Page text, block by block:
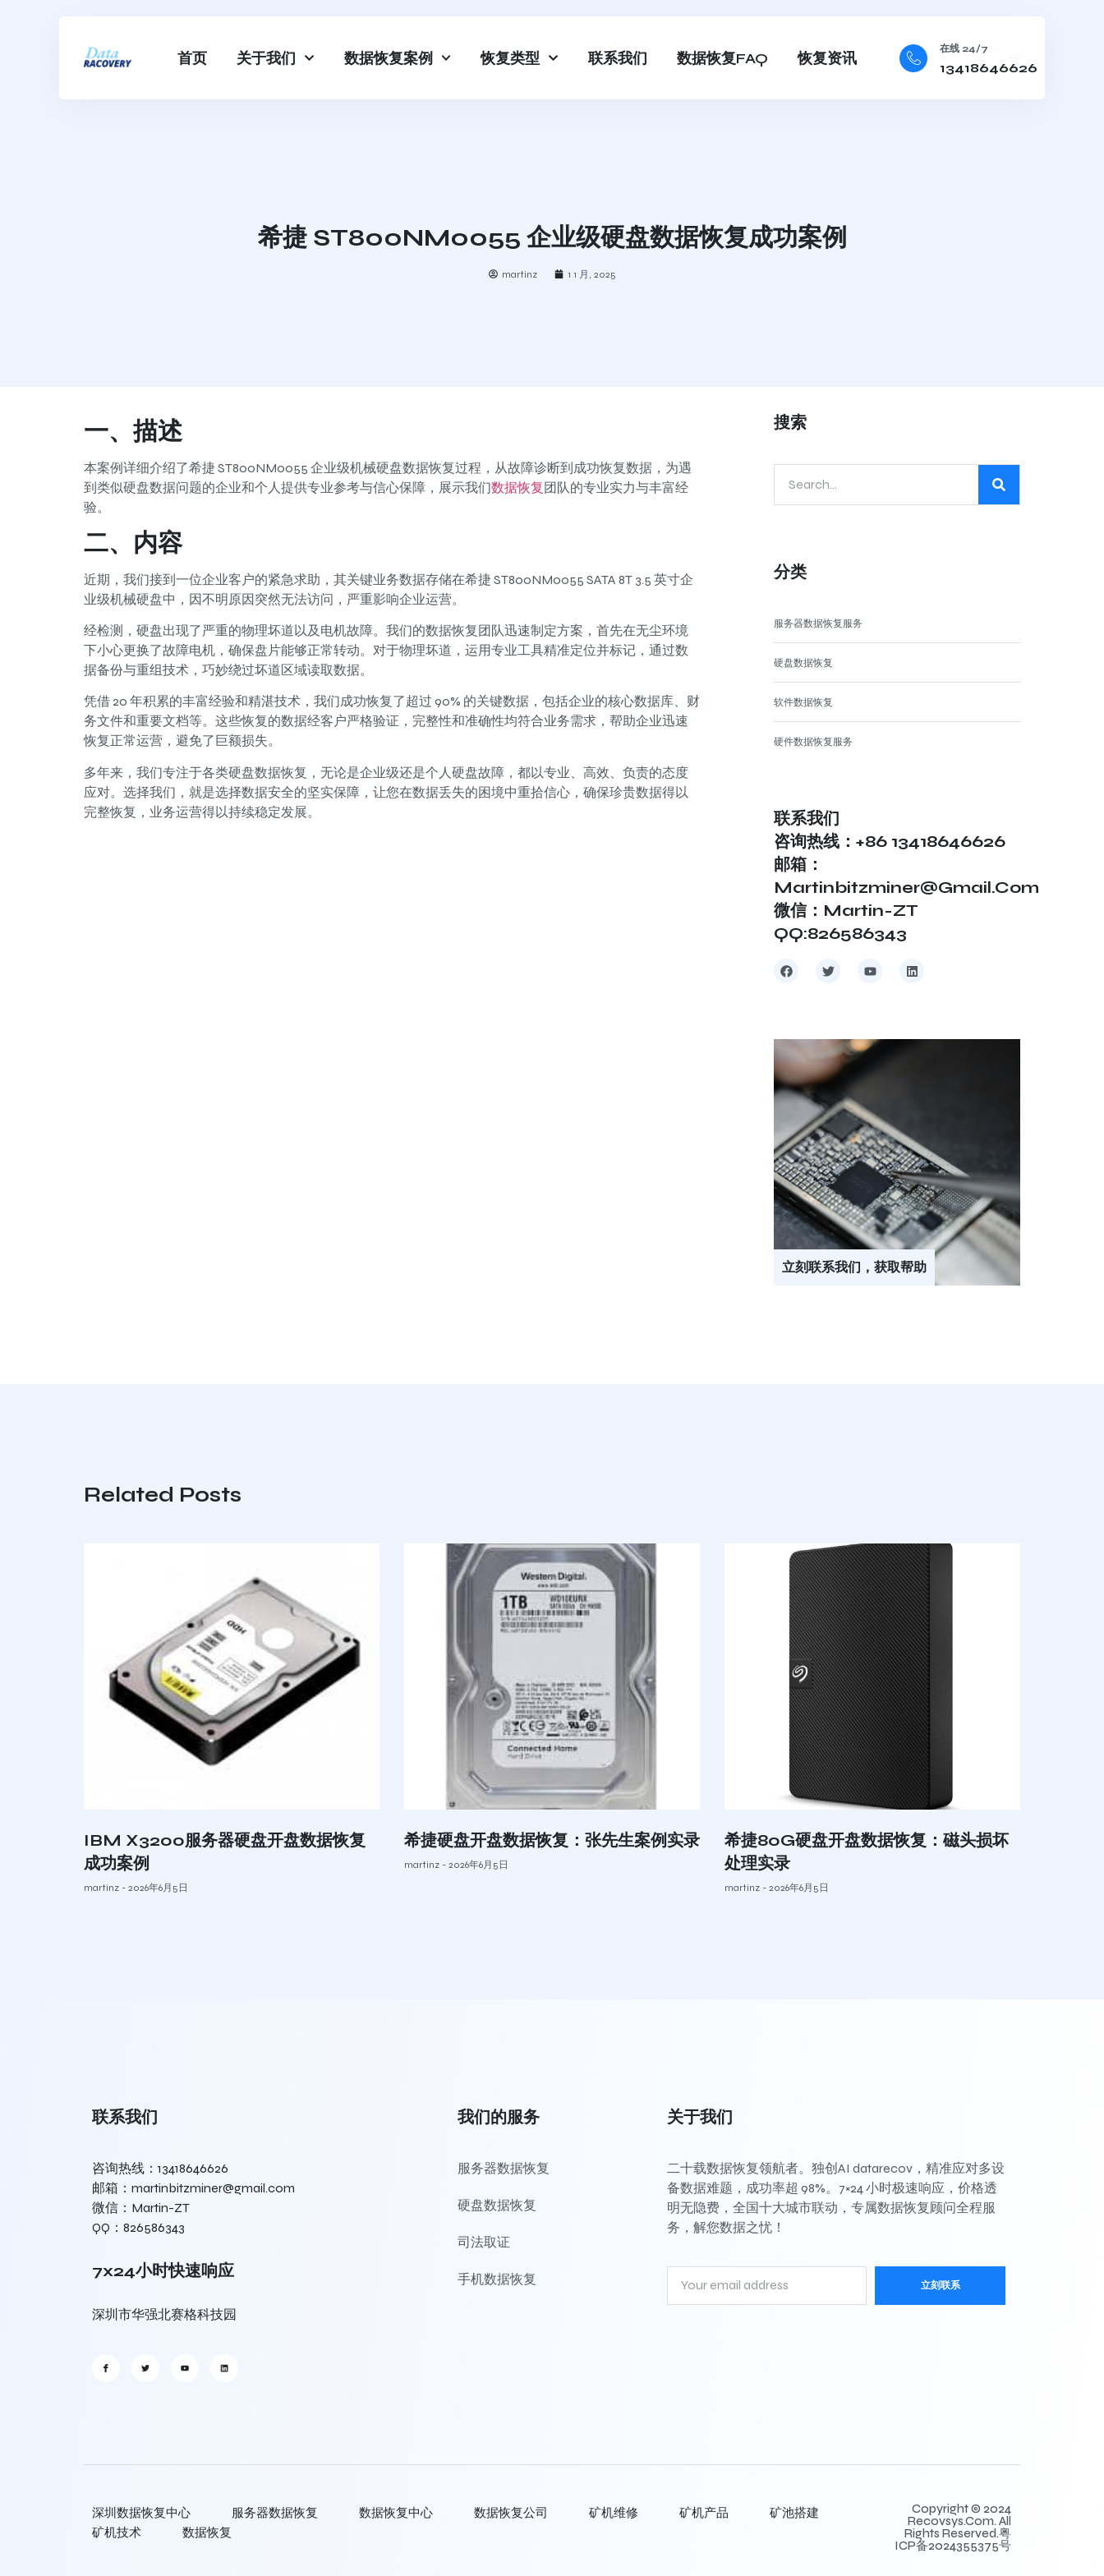
首页 关于我们 数据恢复案例 恢复类型 联系我们 数据恢复FAQ 恢复资讯
在线 24/7
13418646626
希捷 ST800NM0055 企业级硬盘数据恢复成功案例
martinz 1 1 月, 2025
一、描述
本案例详细介绍了希捷 ST800NM0055 企业级机械硬盘数据恢复过程，从故障诊断到成功恢复数据，为遇
到类似硬盘数据问题的企业和个人提供专业参考与信心保障，展示我们数据恢复 团队的专业实力与丰富经
验。
二、内容
近期，我们接到一位企业客户的紧急求助，其关键业务数据存储在希捷 ST800NM0055 SATA 8T 3.5 英寸企
业级机械硬盘中，因不明原因突然无法访问，严重影响企业运营。
经检测，硬盘出现了严重的物理坏道以及电机故障。我们的数据恢复团队迅速制定方案，首先在无尘环境
下小心更换了故障电机，确保盘片能够正常转动。对于物理坏道，运用专业工具精准定位并标记，通过数
据备份与重组技术，巧妙绕过坏道区域读取数据。
凭借 20 年积累的丰富经验和精湛技术，我们成功恢复了超过 90% 的关键数据，包括企业的核心数据库、财
务文件和重要文档等。这些恢复的数据经客户严格验证，完整性和准确性均符合业务需求，帮助企业迅速
恢复正常运营，避免了巨额损失。
多年来，我们专注于各类硬盘数据恢复，无论是企业级还是个人硬盘故障，都以专业、高效、负责的态度
应对。选择我们，就是选择数据安全的坚实保障，让您在数据丢失的困境中重拾信心，确保珍贵数据得以
完整恢复，业务运营得以持续稳定发展。
搜索
分类
服务器数据恢复服务
硬盘数据恢复
软件数据恢复
硬件数据恢复服务
联系我们
咨询热线：+86 13418646626
邮箱：
Martinbitzminer@gmail.com
微信：Martin-ZT
QQ:826586343
立刻联系我们，获取帮助
Related Posts
IBM X3200服务器硬盘开盘数据恢复
成功案例
martinz 2026年6月5日
希捷硬盘开盘数据恢复：张先生案例实录
martinz 2026年6月5日
希捷80G硬盘开盘数据恢复：磁头损坏
处理实录
martinz 2026年6月5日
联系我们
咨询热线：13418646626
邮箱：martinbitzminer@gmail.com
微信：Martin-ZT
QQ：826586343
7x24小时快速响应
深圳市华强北赛格科技园
我们的服务
服务器数据恢复
硬盘数据恢复
司法取证
手机数据恢复
关于我们
二十载数据恢复领航者。独创AI datarecov，精准应对多设
备数据难题，成功率超 98%。7×24 小时极速响应，价格透
明无隐费，全国十大城市联动，专属数据恢复顾问全程服
务，解您数据之忧！
立刻联系
深圳数据恢复中心 服务器数据恢复 数据恢复中心 数据恢复公司 矿机维修 矿机产品
矿池搭建
矿机技术
数据恢复
Copyright © 2024
Recovsys.com. All
Rights Reserved.粤
ICP备2024355375号